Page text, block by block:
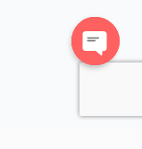
Open